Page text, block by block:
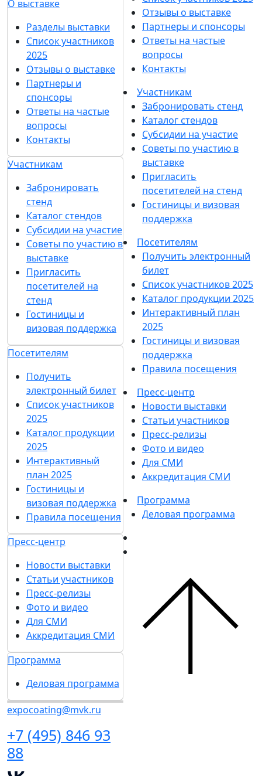
О выставке
Разделы выставки
Список участников
2025
Отзывы о выставке
Партнеры и
спонсоры
Ответы на частые
вопросы
Контакты
Участникам
Забронировать
стенд
Каталог стендов
Субсидии на участие
Советы по участию в
выставке
Пригласить
посетителей на
стенд
Гостиницы и
визовая поддержка
Посетителям
Получить
электронный билет
Список участников
2025
Каталог продукции
2025
Интерактивный
план 2025
Гостиницы и
визовая поддержка
Правила посещения
Пресс-центр
Новости выставки
Статьи участников
Пресс-релизы
Фото и видео
Для СМИ
Аккредитация СМИ
Программа
Деловая программа
expocoating@mvk.ru
+7 (495) 846 93
88
Отзывы о выставке
Партнеры и спонсоры
Ответы на частые
вопросы
Контакты
Участникам
Забронировать стенд
Каталог стендов
Субсидии на участие
Советы по участию в
выставке
Пригласить
посетителей на стенд
Гостиницы и визовая
поддержка
Посетителям
Получить электронный
билет
Список участников 2025
Каталог продукции 2025
Интерактивный план
2025
Гостиницы и визовая
поддержка
Правила посещения
Пресс-центр
Новости выставки
Статьи участников
Пресс-релизы
Фото и видео
Для СМИ
Аккредитация СМИ
Программа
Деловая программа